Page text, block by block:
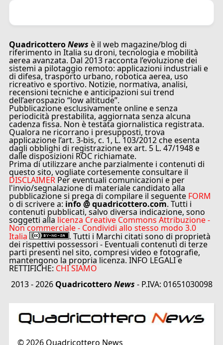
QuadricotteroNews è il web magazine/blog di
riferimento in Italia su droni, tecnologia e mobilità
aerea avanzata. Dal 2013 racconta l’evoluzione dei
sistemi a pilotaggio remoto: applicazioni industriali e
di difesa, trasporto urbano, robotica aerea, uso
ricreativo e sportivo. Notizie, normativa, analisi,
recensioni tecniche e anticipazioni sui trend
dell’aerospazio “low altitude”.
Pubblicazione esclusivamente online e senza
periodicità prestabilita, aggiornata senza alcuna
cadenza fissa. Non è testata giornalistica registrata.
Qualora ne ricorrano i presupposti, trova
applicazione l’art. 3-bis, c. 1, L. 103/2012 che esenta
dagli obblighi di registrazione ex art. 5 L. 47/1948 e
dalle disposizioni ROC richiamate.
Prima di utilizzare anche parzialmente i contenuti di
questo sito, vogliate cortesemente consultare il
DISCLAIMER Per eventuali comunicazioni e per
l'invio/segnalazione di materiale candidato alla
pubblicazione si prega di compilare il seguente FORM
o di scrivere a: info @ quadricottero.com. Tutti i
contenuti pubblicati, salvo diversa indicazione, sono
soggetti alla licenza Creative Commons Attribuzione -
Non commerciale - Condividi allo stesso modo 3.0
Italia . Tutti i Marchi citati sono di proprietà
dei rispettivi possessori - Eventuali contenuti di terze
parti presenti nel sito, compresi video e fotografie,
mantengono la propria licenza. INFO LEGALI e
RETTIFICHE: CHI SIAMO
2013 - 2026 QuadricotteroNews - P.IVA: 01651030098
© 2026Quadricottero News